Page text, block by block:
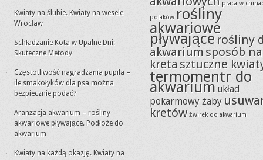
Kwiaty na ślubie. Kwiaty na wesele
Wrocław
Schładzanie Kota w Upalne Dni:
Skuteczne Metody
Częstotliwość nagradzania pupila –
ile smakołyków dla psa można
bezpiecznie podać?
Aranżacja akwarium – rośliny
akwariowe pływające. Podłoże do
akwarium
Kwiaty na każdą okazję. Kwiaty na
praca w
polaków rośliny
akwariowe
pływające rośliny
akwarium sposób na
kreta sztuczne
termomentr do
akwarium układ
pokarmowy żaby
kretów żwirek do akwarium